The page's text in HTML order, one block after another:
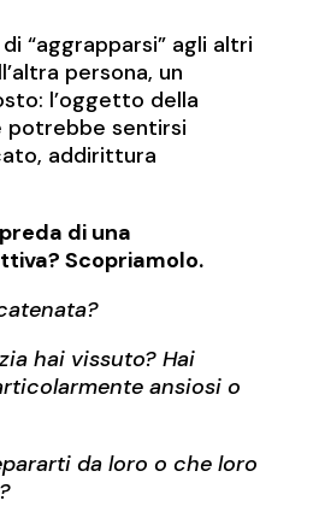
“aggrapparsi” agli altri
persona, un
l’oggetto della
potrebbe sentirsi
addirittura
di una
Scopriamolo.
hai vissuto? Hai
ansiosi o
da loro o che loro